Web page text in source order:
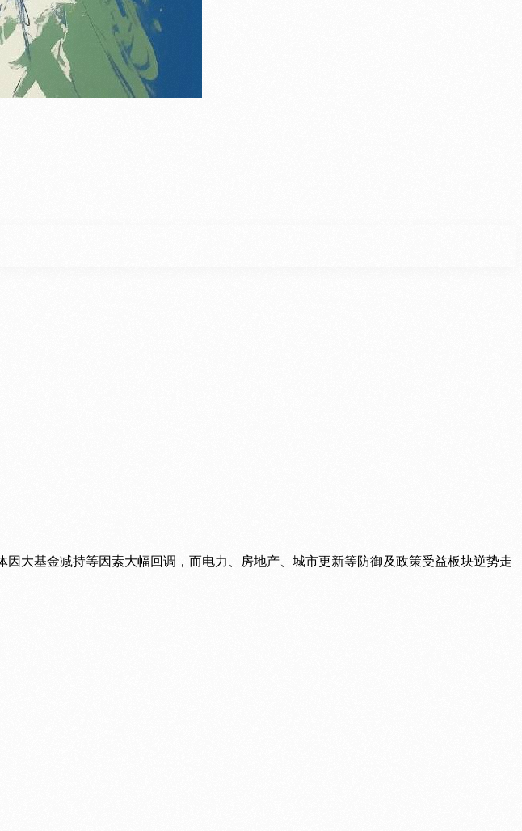
大基金减持等因素大幅回调，而电力、房地产、城市更新等防御及政策受益板块逆势走